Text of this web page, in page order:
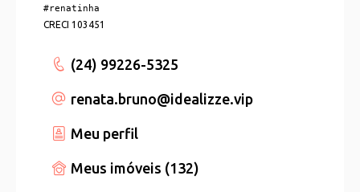
#renatinha
CRECI 103451
(24) 99226-5325
renata.bruno@idealizze.vip
Meu perfil
Meus imóveis (132)